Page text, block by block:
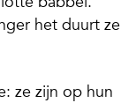
het duurt ze
ze zijn op hun